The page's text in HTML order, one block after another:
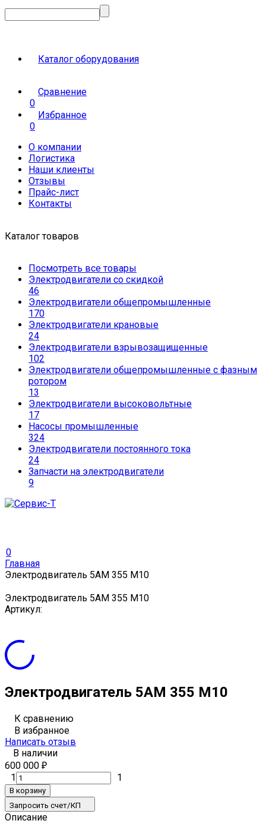
Каталог оборудования
Сравнение
0
Избранное
0
О компании
Логистика
Наши клиенты
Отзывы
Прайс-лист
Контакты
Каталог товаров
Посмотреть все товары
Электродвигатели со скидкой
46
Электродвигатели общепромышленные
170
Электродвигатели крановые
24
Электродвигатели взрывозащищенные
102
Электродвигатели общепромышленные с фазным
ротором
13
Электродвигатели высоковольтные
17
Насосы промышленные
324
Электродвигатели постоянного тока
24
Запчасти на электродвигатели
9
0
Главная
Электродвигатель 5АМ 355 М10
Электродвигатель 5АМ 355 М10
Артикул:
Электродвигатель 5АМ 355 М10
К сравнению
В избранное
Написать отзыв
В наличии
600 000 ₽
1 1
В корзину
Запросить счет/КП
Описание